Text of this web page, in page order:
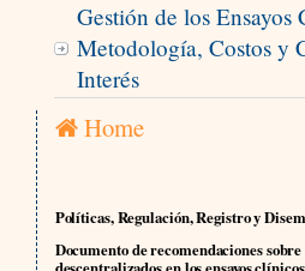
Gestión de los Ensayos
Metodología, Costos y
Interés
Home
Políticas, Regulación, Registro y
Documento de recomendaciones